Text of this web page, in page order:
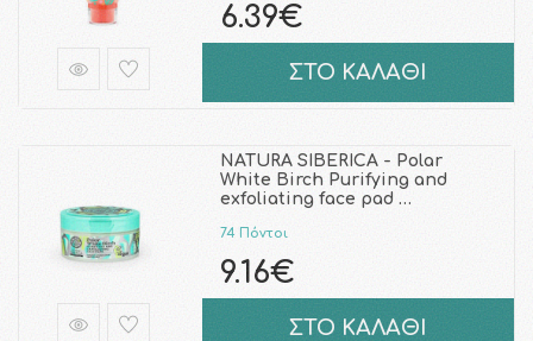
6.39€
ΣΤΟ ΚΑΛΑΘΙ
NATURA SIBERICA - Polar
White Birch Purifying and
exfoliating face pad …
74 Πόντοι
9.16€
ΣΤΟ ΚΑΛΑΘΙ